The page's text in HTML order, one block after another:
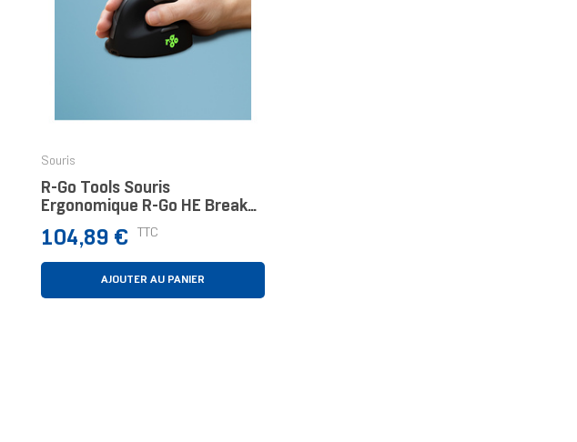
Souris
R-Go Tools Souris
Ergonomique R-Go HE Break
Avec Logiciel De Pause,
Droiter, Moyen (longueur Main
165-185 Mm), Bluetooth, Noir
Prix
104,89 € TTC
AJOUTER AU PANIER